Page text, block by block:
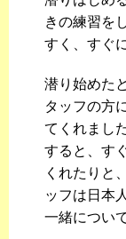
きの練習を
すく、すぐ
潜り始めた
タッフの方
てくれまし
すると、す
くれたりと
ッフは日本
一緒につい